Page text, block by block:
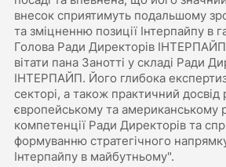
внесок сприятимуть подальшому
та зміцненню позиції Інтерпайпу в
Голова Ради Директорів
вітати пана Занотті у складі Ради
ІНТЕРПАЙП. Його глибока
секторі, а також практичний досвід
європейському та американському
компетенції Ради Директорів та
формуванню стратегічного
Інтерпайпу в майбутньому".